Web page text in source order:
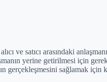
ve satıcı arasındaki
yerine getirilmesi için
gerçekleşmesini sağlamak için